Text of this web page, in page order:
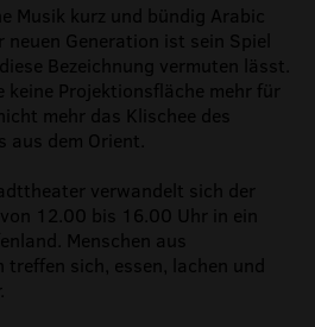
Musik kurz und bündig Arabic
neuen Generation ist sein Spiel
Bezeichnung vermuten lässt.
keine Projektionsfläche mehr für
mehr das Klischee des
dem Orient.
verwandelt sich der
12.00 bis 16.00 Uhr in ein
Menschen aus
treffen sich, essen, lachen und